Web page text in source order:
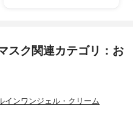
スク関連カテゴリ：お
インワンジェル・クリーム